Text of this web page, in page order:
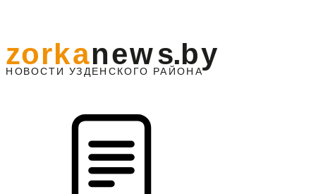
НО ВОСТИ УЗДЕНС КО ГО РАЙОНА
zorkanews.by